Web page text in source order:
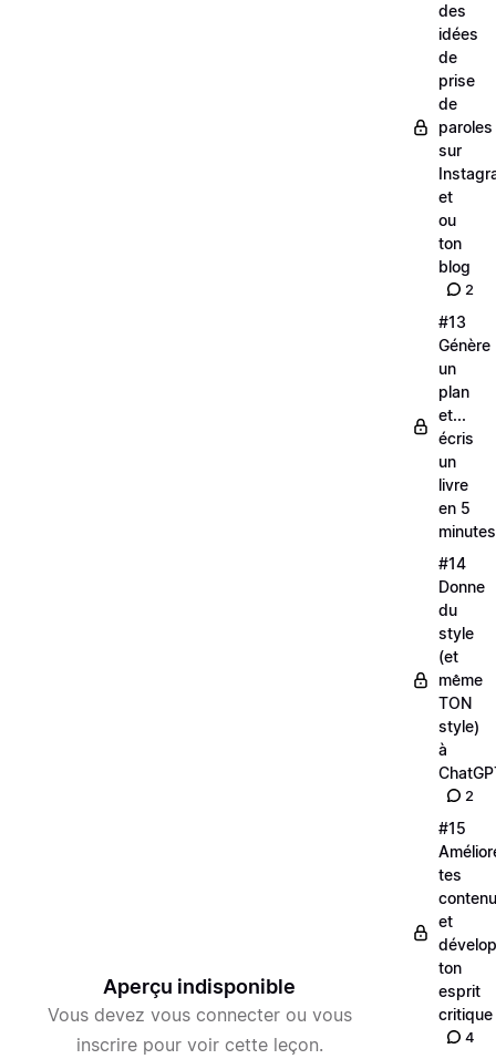
Aperçu indisponible
Vous devez vous connecter ou vous
inscrire pour voir cette leçon.
des
idées
de
prise
de
paroles
sur
et
ou
ton
blog
2
#13
Génère
un
plan
et...
écris
un
livre
en 5
minutes
#14
Donne
du
style
(et
même
TON
style)
à
2
#15
tes
et
ton
esprit
critique
4